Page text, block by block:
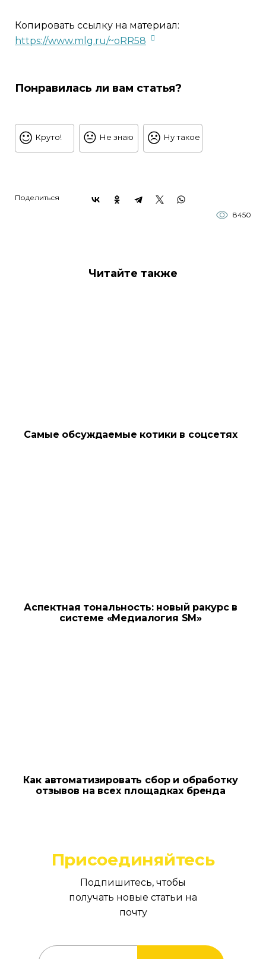
Копировать ссылку на материал:
https://www.mlg.ru/~oRR58
Понравилась ли вам статья?
Круто! Не знаю Ну такое
Поделиться
8450
Читайте также
Самые обсуждаемые котики в соцсетях
Аспектная тональность: новый ракурс в
системе «Медиалогия SM»
Как автоматизировать сбор и обработку
отзывов на всех площадках бренда
Присоединяйтесь
Подпишитесь, чтобы
получать новые статьи на
почту